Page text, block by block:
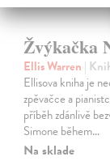
Žvýkačka
Ellis Warren |
Ellisova kniha je
zpěvačce a
příběh zdánlivě
Simone během…
Na sklade